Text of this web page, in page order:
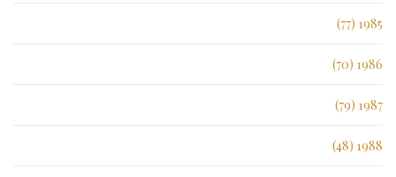
1985 (77)
1986 (70)
1987 (79)
1988 (48)